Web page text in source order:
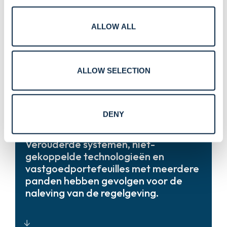
ALLOW ALL
ALLOW SELECTION
DENY
Schaalbaar, locatiebreed inzicht via
gecentraliseerde
voor continue, auditklare monitoring.
wisselende personeelsbezetting per
Identiteitsbeheer en
toegangsbeheer die het
onboardingproces stroomlijnen,
toegangswijzigingen vereenvoudigen
en operationele frictie voor
medewerkers verminderen.
Verouderde systemen, niet-
gekoppelde technologieën en
vastgoedportefeuilles met meerdere
panden hebben gevolgen voor de
naleving van de regelgeving.